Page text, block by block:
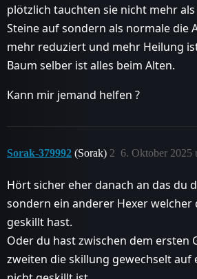
plötzlich tauchten sie nicht mehr
Steine auf sondern als normale die
mehr reduziert und mehr Heilung
Baum selber ist alles beim Alten.
Kann mir jemand helfen ?
Sorak-379992 (Sorak) 6. Oktober 2025
2
Hört sicher eher danach an das du
sondern ein anderer Hexer welcher
geskillt hast.
Oder du hast zwischen dem ersten
zweiten die skillung gewechselt auf